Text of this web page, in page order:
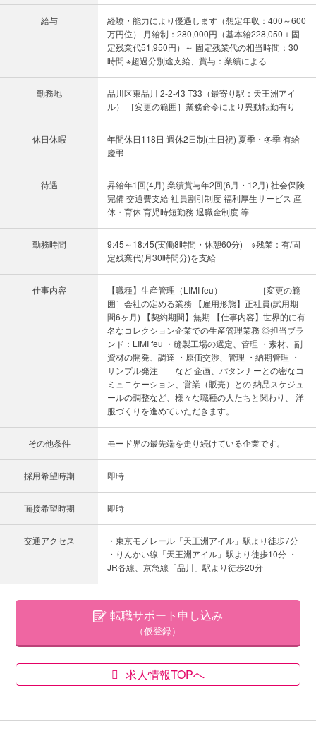
給与
経験・能力により優遇します（想定年収：400～600
万円位） 月給制：280,000円（基本給228,050＋固
定残業代51,950円）～ 固定残業代の相当時間：30
時間 ※超過分別途支給、賞与：業績による
勤務地
品川区東品川 2-2-43 T33（最寄り駅：天王洲アイ
ル） ［変更の範囲］業務命令により異動転勤有り
休日休暇
年間休日118日 週休2日制(土日祝) 夏季・冬季 有給
慶弔
待遇
昇給年1回(4月) 業績賞与年2回(6月・12月) 社会保険
完備 交通費支給 社員割引制度 福利厚生サービス 産
休・育休 育児時短勤務 退職金制度 等
勤務時間
9:45～18:45(実働8時間・休憩60分) ※残業：有/固
定残業代(月30時間分)を支給
仕事内容
【職種】生産管理（LIMI feu） ［変更の範
囲］会社の定める業務 【雇用形態】正社員(試用期
間6ヶ月) 【契約期間】無期 【仕事内容】世界的に有
名なコレクション企業での生産管理業務 ◎担当ブラ
ンド：LIMI feu ・縫製工場の選定、管理 ・素材、副
資材の開発、調達 ・原価交渉、管理 ・納期管理 ・
サンプル発注 など 企画、パタンナーとの密なコ
ミュニケーション、営業（販売）との 納品スケジュ
ールの調整など、様々な職種の人たちと関わり、 洋
服づくりを進めていただきます。
その他条件 モード界の最先端を走り続けている企業です。
採用希望時期 即時
面接希望時期 即時
交通アクセス
・東京モノレール「天王洲アイル」駅より徒歩7分
・りんかい線「天王洲アイル」駅より徒歩10分 ・
JR各線、京急線「品川」駅より徒歩20分
転職サポート申し込み
（仮登録）
求人情報TOPへ